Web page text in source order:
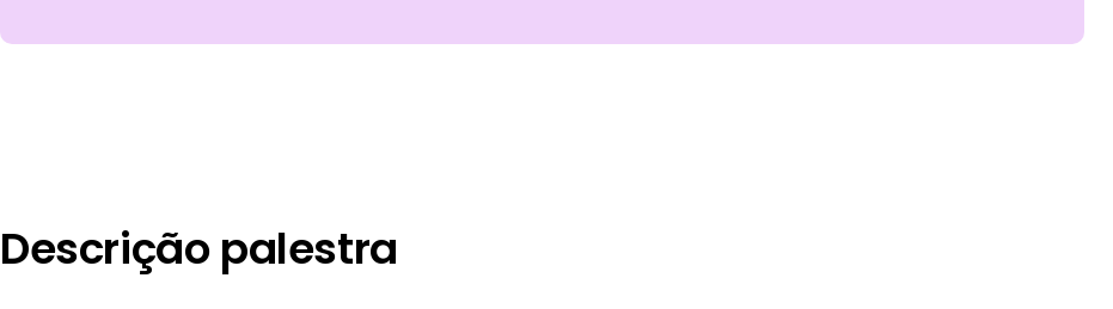
Descrição palestra